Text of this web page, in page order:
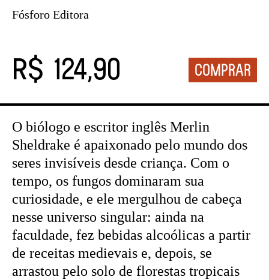
Fósforo Editora
R$ 124,90
O biólogo e escritor inglês Merlin
Sheldrake é apaixonado pelo mundo dos
seres invisíveis desde criança. Com o
tempo, os fungos dominaram sua
curiosidade, e ele mergulhou de cabeça
nesse universo singular: ainda na
faculdade, fez bebidas alcoólicas a partir
de receitas medievais e, depois, se
arrastou pelo solo de florestas tropicais